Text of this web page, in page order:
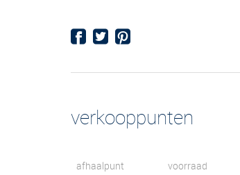
verkooppunten
afhaalpunt voorraad